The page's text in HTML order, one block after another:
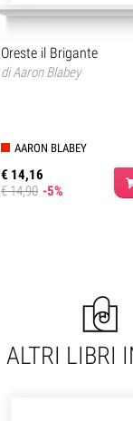
Oreste il Brigante
diAaron Blabey
AARON BLABEY
€ 14,16
€ 14,90 -5%
ALTRI LIBRI